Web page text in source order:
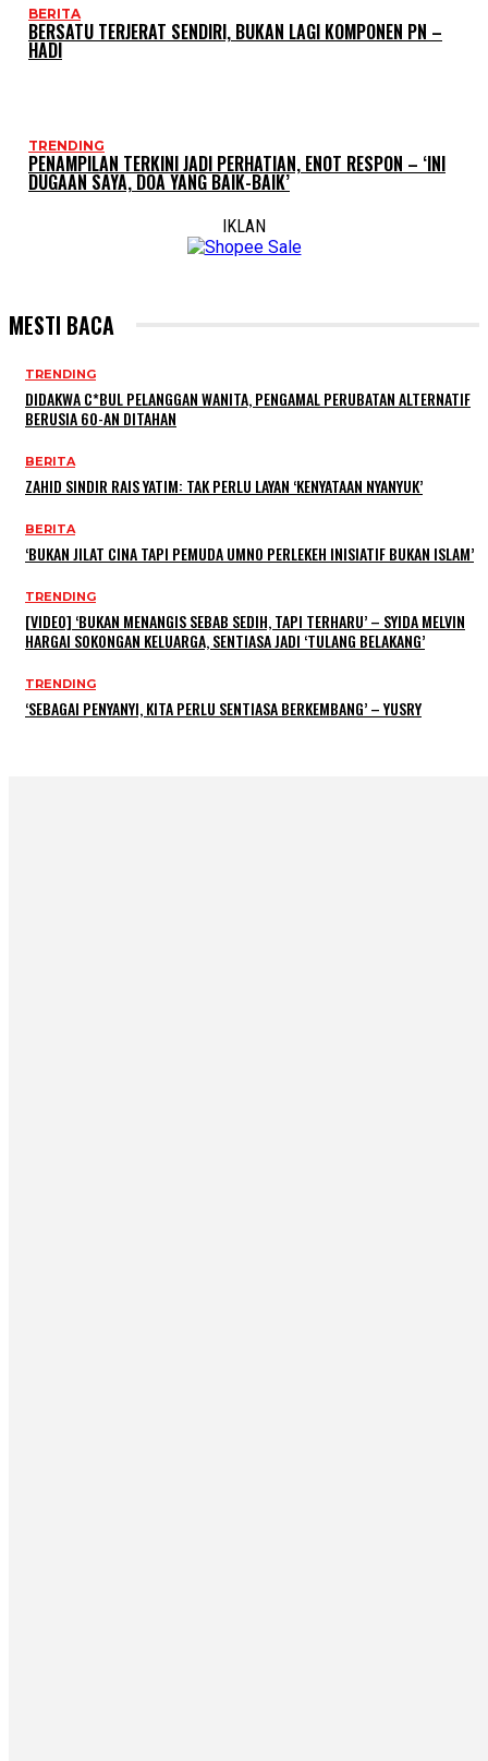
BERITA
BERSATU TERJERAT SENDIRI, BUKAN LAGI KOMPONEN PN –
HADI
TRENDING
PENAMPILAN TERKINI JADI PERHATIAN, ENOT RESPON – ‘INI
DUGAAN SAYA, DOA YANG BAIK-BAIK’
IKLAN
MESTI BACA
TRENDING
DIDAKWA C*BUL PELANGGAN WANITA, PENGAMAL PERUBATAN ALTERNATIF
BERUSIA 60-AN DITAHAN
BERITA
ZAHID SINDIR RAIS YATIM: TAK PERLU LAYAN ‘KENYATAAN NYANYUK’
BERITA
‘BUKAN JILAT CINA TAPI PEMUDA UMNO PERLEKEH INISIATIF BUKAN ISLAM’
TRENDING
[VIDEO] ‘BUKAN MENANGIS SEBAB SEDIH, TAPI TERHARU’ – SYIDA MELVIN
HARGAI SOKONGAN KELUARGA, SENTIASA JADI ‘TULANG BELAKANG’
TRENDING
‘SEBAGAI PENYANYI, KITA PERLU SENTIASA BERKEMBANG’ – YUSRY